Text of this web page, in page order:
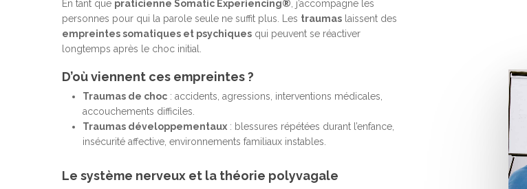
Hit enter to search or ESC to close
En tant que praticienne Somatic Experiencing® , j’accompagne les
personnes pour qui la parole seule ne suffit plus. Les traumas laissent des
empreintes somatiques et psychiques qui peuvent se réactiver
longtemps après le choc initial.
D’où viennent ces empreintes ?
Traumas de choc : accidents, agressions, interventions médicales,
accouchements difficiles.
Traumas développementaux : blessures répétées durant l’enfance,
insécurité affective, environnements familiaux instables.
Le système nerveux et la théorie polyvagale